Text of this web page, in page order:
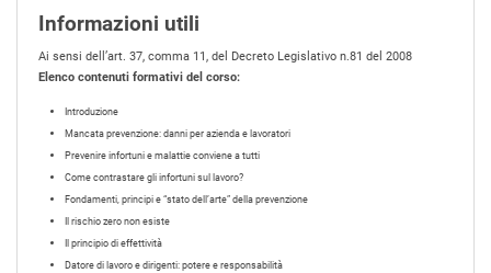
Informazioni utili
Ai sensi dell’art. 37, comma 11, del Decreto Legislativo n.81 del 2008
Elenco contenuti formativi del corso:
Introduzione
Mancata prevenzione: danni per azienda e lavoratori
Prevenire infortuni e malattie conviene a tutti
Come contrastare gli infortuni sul lavoro?
Fondamenti, principi e “stato dell’arte” della prevenzione
Il rischio zero non esiste
Il principio di effettività
Datore di lavoro e dirigenti: potere e responsabilità